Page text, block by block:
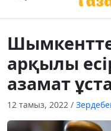
арқылы
азамат
12 тамыз, 2022 /